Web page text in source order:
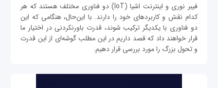
فیبر نوری و اینترنت اشیا (IoT) دو فناوری مختلف هستند که هر
کدام نقش و کاربردهای خود را دارند. با این‌حال، هنگامی که این
دو فناوری با یکدیگر ترکیب شوند، قدرت باورنکردنی در اختیار ما
قرار خواهند داد که قصد داریم در این مطلب گوشه‌ای از این قدرت
و تحول بزرگ را مورد بررسی قرار دهیم.